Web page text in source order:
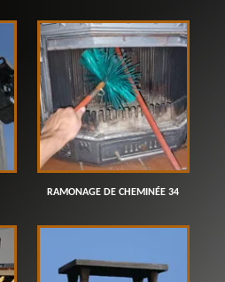
RAMONAGE DE CHEMINÉE 34